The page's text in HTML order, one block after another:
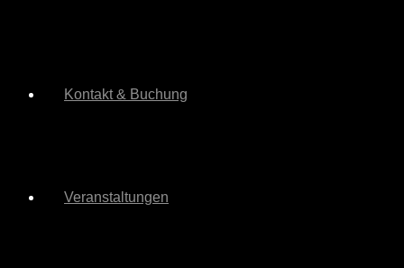
Kontakt & Buchung
Veranstaltungen